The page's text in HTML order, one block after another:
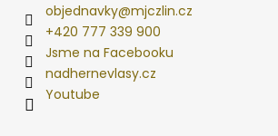
objednavky@mjczlin.cz
+420 777 339 900
Jsme na Facebooku
nadhernevlasy.cz
Youtube